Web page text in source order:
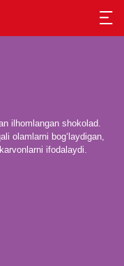
ilhomlangan shokolad.
olamlarni bog‘laydigan,
ifodalaydi.